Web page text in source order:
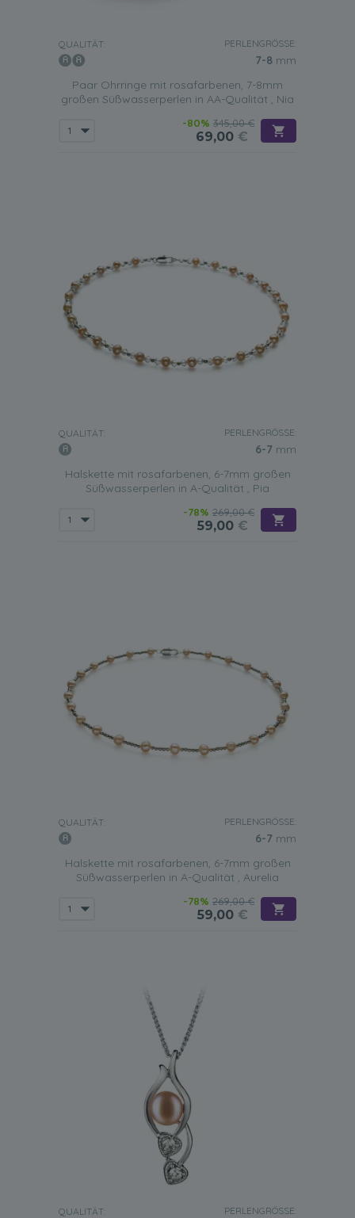
QUALITÄT: PERLENGRÖSSE:
7-8 mm
Paar Ohrringe mit rosafarbenen, 7-8mm
großen Süßwasserperlen in AA-Qualität , Nia
-80% 345,00 €
69,00 €
QUALITÄT: PERLENGRÖSSE:
6-7 mm
Halskette mit rosafarbenen, 6-7mm großen
Süßwasserperlen in A-Qualität , Pia
-78% 269,00 €
59,00 €
QUALITÄT: PERLENGRÖSSE:
6-7 mm
Halskette mit rosafarbenen, 6-7mm großen
Süßwasserperlen in A-Qualität , Aurelia
-78% 269,00 €
59,00 €
QUALITÄT: PERLENGRÖSSE: